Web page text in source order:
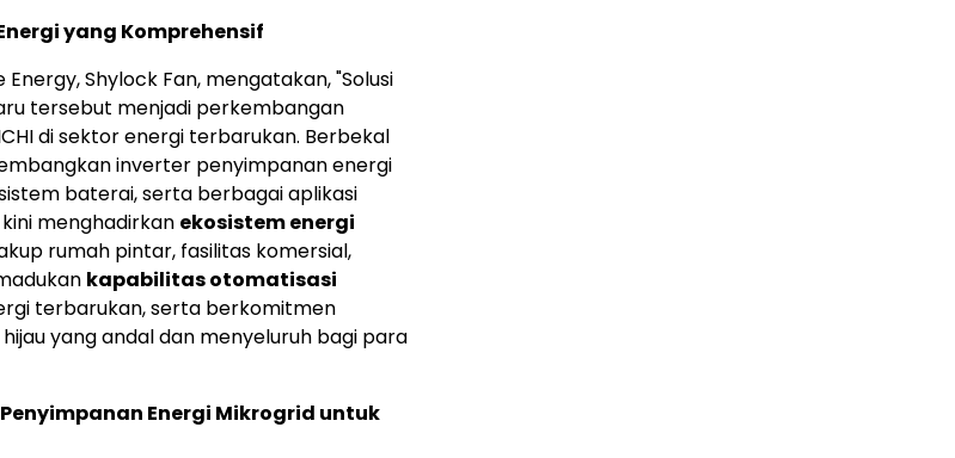
yang Komprehensif
Energy, Shylock Fan, mengatakan, "Solusi
tersebut menjadi perkembangan
di sektor energi terbarukan. Berbekal
inverter penyimpanan energi
baterai, serta berbagai aplikasi
kini menghadirkan ekosistem energi
rumah pintar, fasilitas komersial,
kapabilitas otomatisasi
terbarukan, serta berkomitmen
yang andal dan menyeluruh bagi para
Energi Mikrogrid untuk